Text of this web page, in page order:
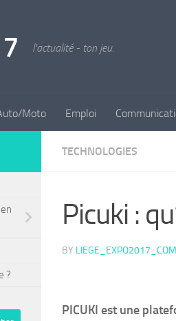
l'actualité - ton jeu.
Moto Emploi
TECHNOLOGIES
Picuki :
BY LIEGE_EXPO2017_COM
PICUKI est une
?